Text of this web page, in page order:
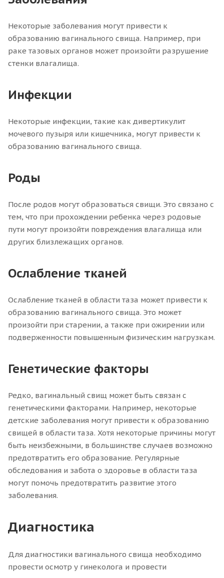
Некоторые заболевания могут привести к
образованию вагинального свища. Например, при
раке тазовых органов может произойти разрушение
стенки влагалища.
Инфекции
Некоторые инфекции, такие как дивертикулит
мочевого пузыря или кишечника, могут привести к
образованию вагинального свища.
Роды
После родов могут образоваться свищи. Это связано с
тем, что при прохождении ребенка через родовые
пути могут произойти повреждения влагалища или
других близлежащих органов.
Ослабление тканей
Ослабление тканей в области таза может привести к
образованию вагинального свища. Это может
произойти при старении, а также при ожирении или
подверженности повышенным физическим нагрузкам.
Генетические факторы
Редко, вагинальный свищ может быть связан с
генетическими факторами. Например, некоторые
детские заболевания могут привести к образованию
свищей в области таза. Хотя некоторые причины могут
быть неизбежными, в большинстве случаев возможно
предотвратить его образование. Регулярные
обследования и забота о здоровье в области таза
могут помочь предотвратить развитие этого
заболевания.
Диагностика
Для диагностики вагинального свища необходимо
провести осмотр у гинеколога и провести